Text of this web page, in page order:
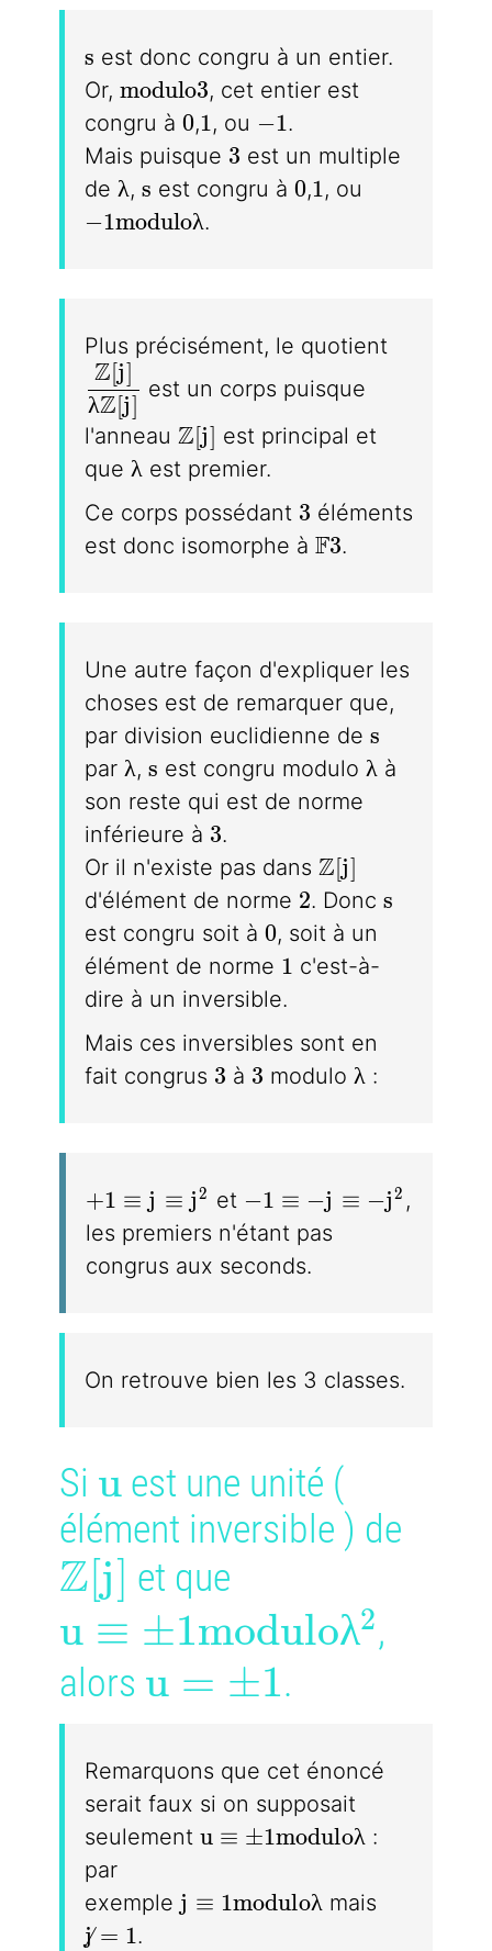
s
s est donc congru à un entier.
Or, modulo 3
modulo3, cet entier est
congru à 0
0,1
1, ou -1
−1.
Mais puisque 3
3 est un multiple
de \lambda
λ, s
s est congru à 0
0,1
1, ou
-1 modulo\lambda
−1moduloλ.
Plus précisément, le quotient
λZ[j]
Z[j]
est un corps puisque
l'anneau \mathbb{Z}[j]
Z[j] est principal et
que \lambda
λ est premier.
Ce corps possédant 3
3 éléments
est donc isomorphe à \mathbb{F}3
F3.
Une autre façon d'expliquer les
choses est de remarquer que,
par division euclidienne de s
s
par \lambda
λ, s
s est congru modulo \lambda
λ à
son reste qui est de norme
inférieure à 3
3.
Or il n'existe pas dans \mathbb{Z}[j]
Z[j]
d'élément de norme 2
2. Donc s
s
est congru soit à 0
0, soit à un
élément de norme 1
1 c'est-à-
dire à un inversible.
Mais ces inversibles sont en
fait congrus 3
3 à 3
3 modulo \lambda
λ :
+1 \equiv j \equiv j^2
+1 ≡ j ≡ j2 et -1 \equiv -j \equiv -j^2
−1 ≡ −j ≡ −j2 ,
les premiers n'étant pas
congrus aux seconds.
On retrouve bien les 3 classes.
Si u
u est une unité (
élément inversible ) de
\mathbb{Z}[j]
Z[j] et que
u \equiv \pm1
u ≡ ±1moduloλ2,
alors u = \pm1
u = ±1.
Remarquons que cet énoncé
serait faux si on supposait
seulement u \equiv \pm1 modulo
u ≡ ±1moduloλ :
par
exemple j \equiv 1 modulo \lambda
j ≡ 1moduloλ mais
j \neq 1
j = 1.